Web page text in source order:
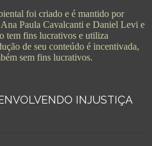
foi criado e é mantido por
Paula Cavalcanti e Daniel Levi e
tem fins lucrativos e utiliza
de seu conteúdo é incentivada,
sem fins lucrativos.
INJUSTIÇA